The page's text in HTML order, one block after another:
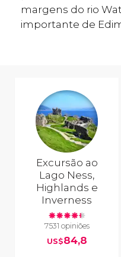
margens do rio
importante de
Excursão ao
Lago Ness,
Highlands e
Inverness
7531 opiniões
US$84,8